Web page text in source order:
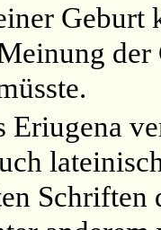
Geburt
Eriugena
Schriften